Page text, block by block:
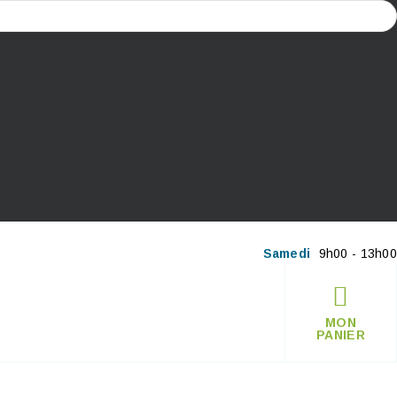
Samedi 9h00 - 13h00
MON
PANIER